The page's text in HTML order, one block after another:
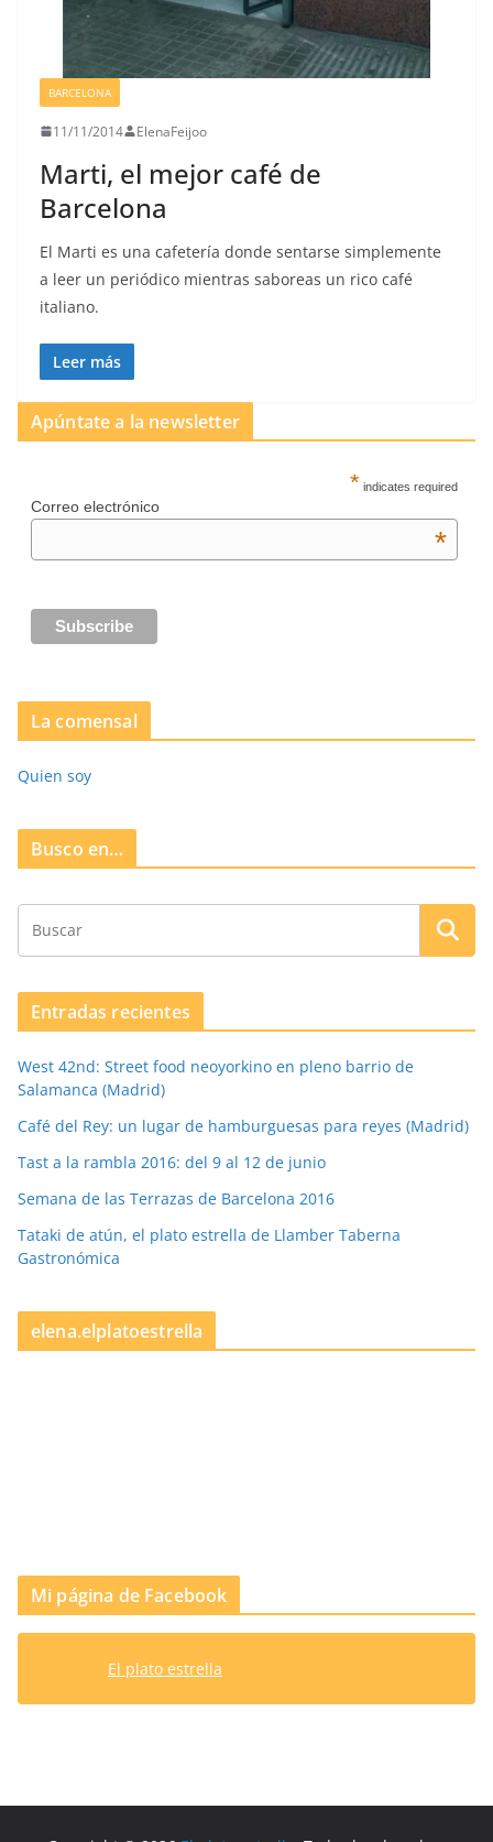
BARCELONA
11/11/2014 ElenaFeijoo
Marti, el mejor café de
Barcelona
El Marti es una cafetería donde sentarse simplemente
a leer un periódico mientras saboreas un rico café
italiano.
Leer más
Apúntate a la newsletter
* indicates required
Correo electrónico
*
La comensal
Quien soy
Busco en…
Entradas recientes
West 42nd: Street food neoyorkino en pleno barrio de
Salamanca (Madrid)
Café del Rey: un lugar de hamburguesas para reyes (Madrid)
Tast a la rambla 2016: del 9 al 12 de junio
Semana de las Terrazas de Barcelona 2016
Tataki de atún, el plato estrella de Llamber Taberna
Gastronómica
elena.elplatoestrella
Mi página de Facebook
El plato estrella